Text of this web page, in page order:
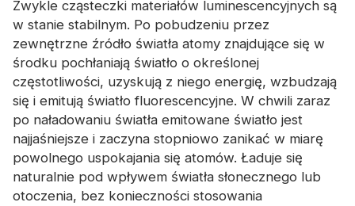
Zwykle cząsteczki materiałów luminescencyjnych są
w stanie stabilnym. Po pobudzeniu przez
zewnętrzne źródło światła atomy znajdujące się w
środku pochłaniają światło o określonej
częstotliwości, uzyskują z niego energię, wzbudzają
się i emitują światło fluorescencyjne. W chwili zaraz
po naładowaniu światła emitowane światło jest
najjaśniejsze i zaczyna stopniowo zanikać w miarę
powolnego uspokajania się atomów. Ładuje się
naturalnie pod wpływem światła słonecznego lub
otoczenia, bez konieczności stosowania